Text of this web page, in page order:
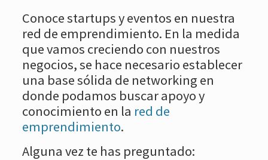
Conoce startups y eventos en nuestra
red de emprendimiento. En la medida
que vamos creciendo con nuestros
negocios, se hace necesario establecer
una base sólida de networking en
donde podamos buscar apoyo y
conocimiento en la red de
emprendimiento.
Alguna vez te has preguntado: